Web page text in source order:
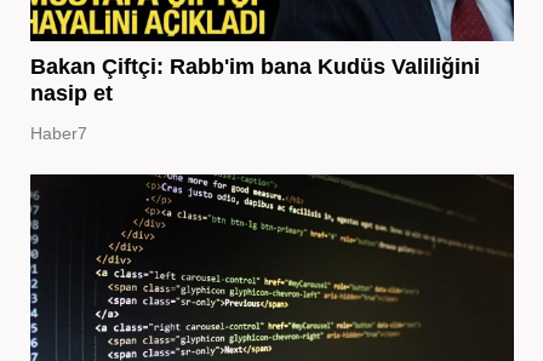
Bakan Çiftçi: Rabb'im bana Kudüs Valiliğini
nasip et
Haber7